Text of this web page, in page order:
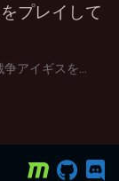
プレイして
アイギスを...